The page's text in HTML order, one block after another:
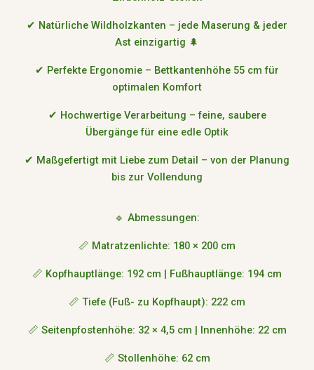
✔ Natürliche Wildholzkanten – jede Maserung & jeder
Ast einzigartig 🌲
✔ Perfekte Ergonomie – Bettkantenhöhe 55 cm für
optimalen Komfort
✔ Hochwertige Verarbeitung – feine, saubere
Übergänge für eine edle Optik
✔ Maßgefertigt mit Liebe zum Detail – von der Planung
bis zur Vollendung
🔹 Abmessungen:
📏 Matratzenlichte: 180 × 200 cm
📏 Kopfhauptlänge: 192 cm | Fußhauptlänge: 194 cm
📏 Tiefe (Fuß- zu Kopfhaupt): 222 cm
📏 Seitenpfostenhöhe: 32 × 4,5 cm | Innenhöhe: 22 cm
📏 Stollenhöhe: 62 cm